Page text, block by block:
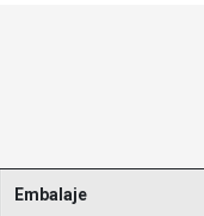
Embalaje